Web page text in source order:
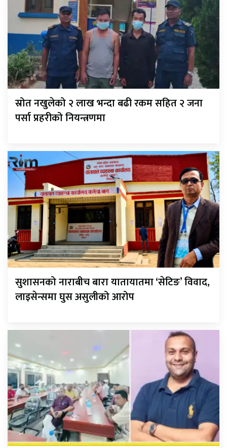
स्रोत नखुलेको २ लाख भन्दा बढी रकम सहित २ जना
पर्सा प्रहरीको नियन्त्रणमा
सुशासनको नाराबीच बारा यातायातमा ‘सेटिङ’ विवाद,
लाइसेन्समा घुस असुलीको आरोप